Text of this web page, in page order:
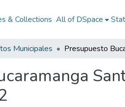
& Collections All of DSpace
Municipales